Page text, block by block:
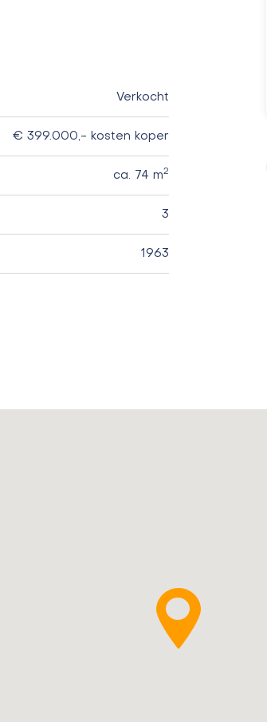
Verkocht
€ 399.000,- kosten koper
ca. 74 m2
3
1963